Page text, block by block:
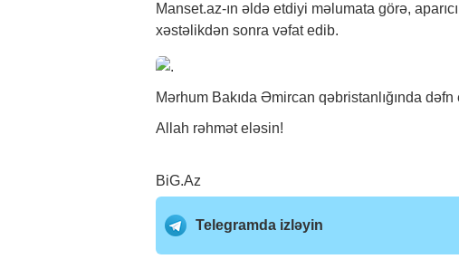
Manset.az-ın əldə etdiyi məlumata görə,
xəstəlikdən sonra vəfat edib.
Mərhum Bakıda Əmircan qəbristanlığında dəfn
Allah rəhmət eləsin!
BiG.Az
Telegramda izləyin